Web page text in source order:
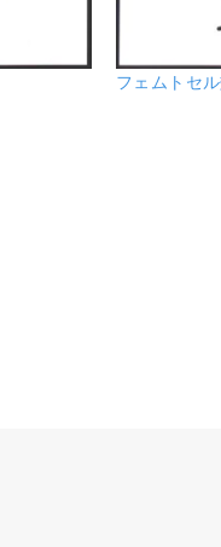
フェムトセル